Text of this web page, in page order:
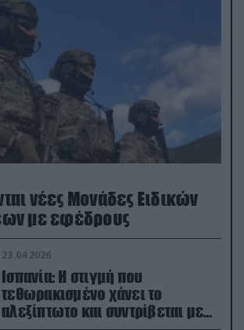
νέες Μονάδες Ειδικών
με εφέδρους
23.04.2026
Ισπανία: Η στιγμή που
τεθωρακισμένο χάνει το
αλεξίπτωτο και συντρίβεται με